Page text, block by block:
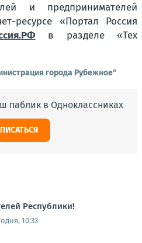
и предпринимателей
ресурсе «Портал Россия
в разделе «Тех
города Рубежное"
паблик в Одноклассниках
Республики!
10:33